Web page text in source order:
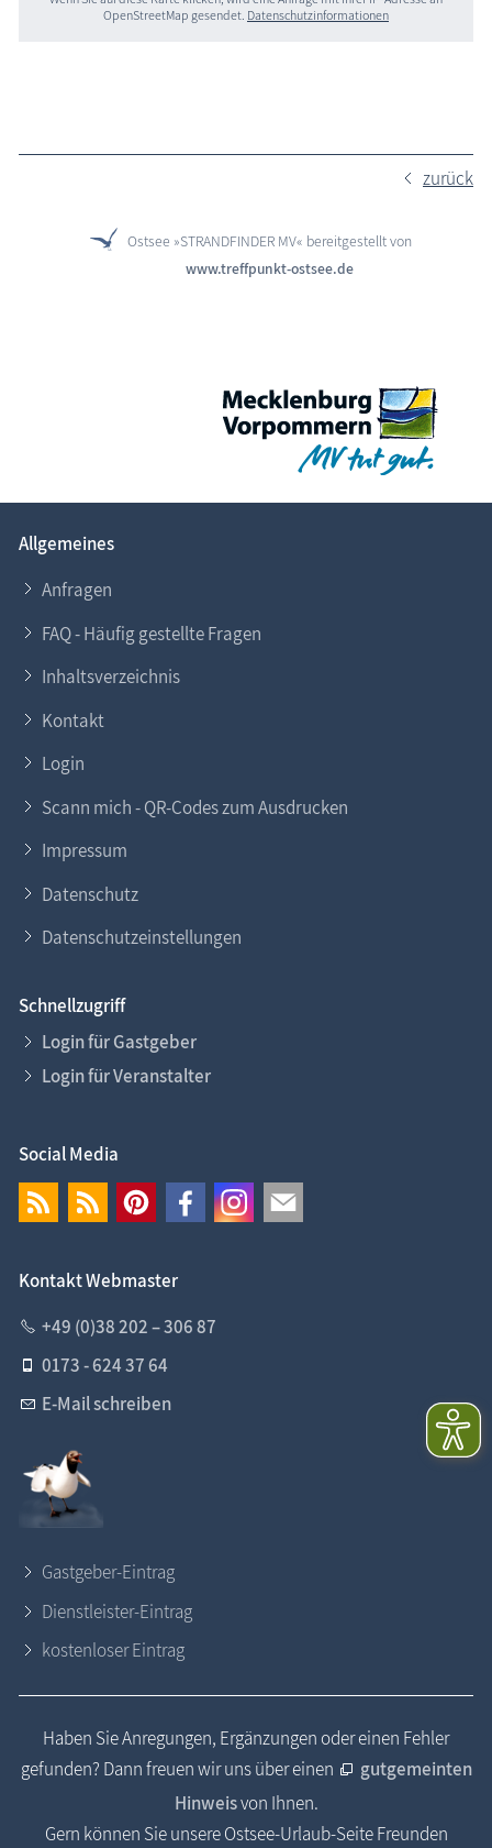
OpenStreetMap gesendet. Datenschutzinformationen
zurück
Ostsee »STRANDFINDER MV« bereitgestellt von
www.treffpunkt-ostsee.de
Allgemeines
Anfragen
FAQ - Häufig gestellte Fragen
Inhaltsverzeichnis
Kontakt
Login
Scann mich - QR-Codes zum Ausdrucken
Impressum
Datenschutz
Datenschutzeinstellungen
Schnellzugriff
Login für Gastgeber
Login für Veranstalter
Social Media
Kontakt Webmaster
+49 (0)38 202 – 306 87
0173 - 624 37 64
E-Mail schreiben
Gastgeber-Eintrag
Dienstleister-Eintrag
kostenloser Eintrag
Haben Sie Anregungen, Ergänzungen oder einen Fehler
gefunden? Dann freuen wir uns über einen
gutgemeinten
Hinweisvon Ihnen.
Gern können Sie unsere Ostsee-Urlaub-Seite Freunden